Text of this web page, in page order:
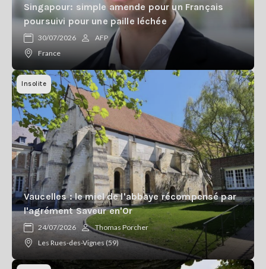
Singapour: simple amende pour un Français
poursuivi pour une paille léchée
30/07/2026
AFP
France
Insolite
Vaucelles : le miel de l'abbaye récompensé par
l'agrément Saveur en'Or
24/07/2026
Thomas Porcher
Les Rues-des-Vignes (59)